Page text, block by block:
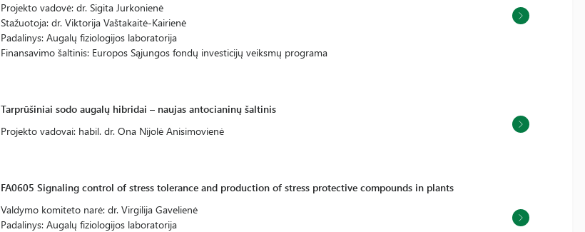
Projekto vadovė: dr. Sigita Jurkonienė
Stažuotoja: dr. Viktorija Vaštakaitė-Kairienė
Padalinys: Augalų fiziologijos laboratorija
Finansavimo šaltinis: Europos Sąjungos fondų investicijų veiksmų programa
Tarprūšiniai sodo augalų hibridai – naujas antocianinų šaltinis
Projekto vadovai: habil. dr. Ona Nijolė Anisimovienė
FA0605 Signaling control of stress tolerance and production of stress protective compounds in plants
Valdymo komiteto narė: dr. Virgilija Gavelienė
Padalinys: Augalų fiziologijos laboratorija